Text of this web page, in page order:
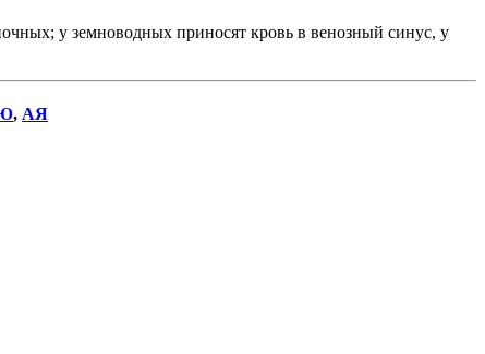
у земноводных приносят кровь в венозный синус, у
, АЯ